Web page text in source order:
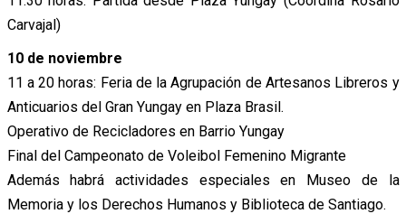
Carvajal)
10 de noviembre
11 a 20 horas: Feria de la Agrupación de Artesanos Libreros y
Anticuarios del Gran Yungay en Plaza Brasil.
Operativo de Recicladores en Barrio Yungay
Final del Campeonato de Voleibol Femenino Migrante
Además habrá actividades especiales en Museo de la
Memoria y los Derechos Humanos y Biblioteca de Santiago.